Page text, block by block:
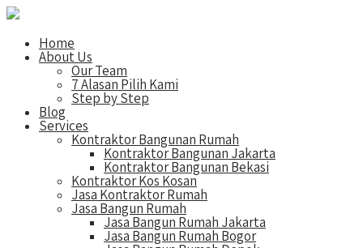
Home
About Us
Our Team
7 Alasan Pilih Kami
Step by Step
Blog
Services
Kontraktor Bangunan Rumah
Kontraktor Bangunan Jakarta
Kontraktor Bangunan Bekasi
Kontraktor Kos Kosan
Jasa Kontraktor Rumah
Jasa Bangun Rumah
Jasa Bangun Rumah Jakarta
Jasa Bangun Rumah Bogor